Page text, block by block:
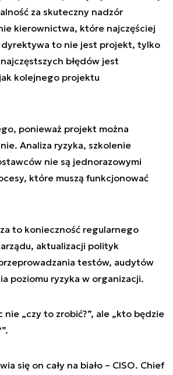
za skuteczny nadzór
kierownictwa, które najczęściej
dyrektywa to nie jest projekt, tylko
błędów jest
kolejnego projektu
ponieważ projekt można
Analiza ryzyka, szkolenie
nie są jednorazowymi
które muszą funkcjonować
to konieczność regularnego
aktualizacji polityk
testów, audytów
poziomu ryzyka w organizacji.
nie „czy to zrobić?”, ale „kto będzie
się on cały na biało – CISO. Chief